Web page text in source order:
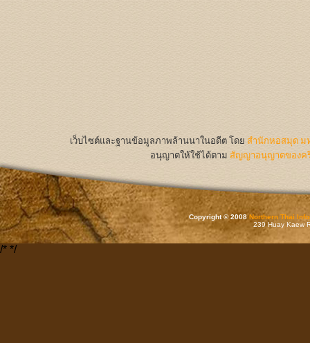
เว็บไซต์และฐานข้อมูลภาพล้านนาในอดีต โดย สำนักหอสมุด ม
อนุญาตให้ใช้ได้ตาม สัญญาอนุญาตของค
Copyright © 2008Northern Thai
239 Huay Kaew
/* */